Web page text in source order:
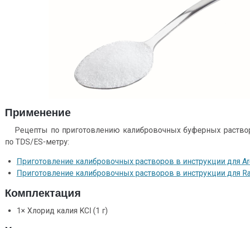
Применение
Рецепты по приготовлению калибровочных буферных
по TDS/ES-метру:
Приготовление калибровочных растворов в инструкции для
Приготовление калибровочных растворов в инструкции для
Комплектация
1× Хлорид калия KCl (1 г)